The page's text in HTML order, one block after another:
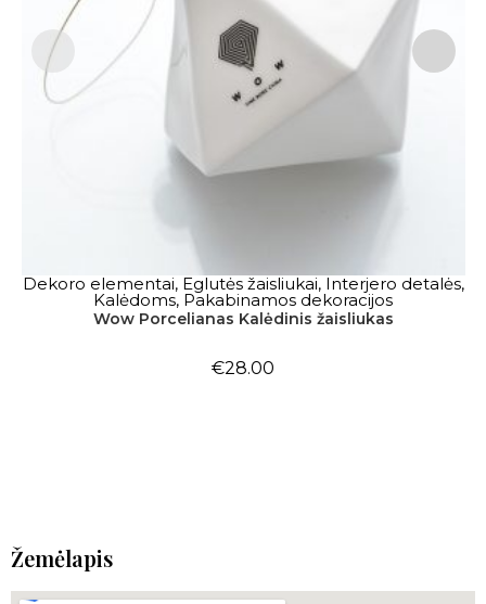
Į KREPŠELĮ
Dekoro elementai, Eglutės žaisliukai, Interjero detalės,
Kalėdoms, Pakabinamos dekoracijos
Wow Porcelianas Kalėdinis žaisliukas
€28.00
Žemėlapis